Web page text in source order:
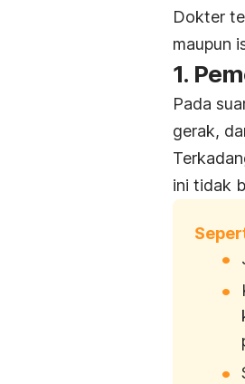
Dokter
maupun
1.
Pada
gerak,
ini tidak